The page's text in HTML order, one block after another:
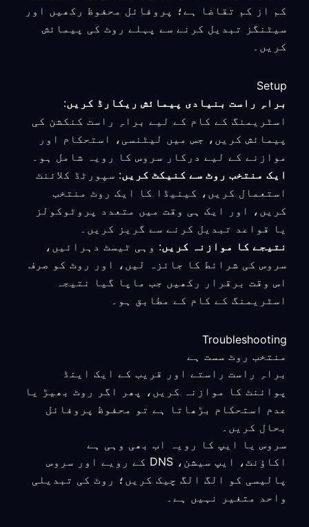
کم از کم تقاضا ہے؛ پروفائل محفوظ رکھیں اور
سیٹنگز تبدیل کرنے سے پہلے روٹ کی پیمائش
کریں۔
Setup
براہِ راست بنیادی پیمائش ریکارڈ کریں:
اسٹریمنگ کے کام کے لیے براہِ راست کنکشن کی
پیمائش کریں، جس میں لیٹنسی، استحکام اور
موازنے کے لیے درکار سروس کا رویہ شامل ہو۔
ایک منتخب روٹ سے کنیکٹ کریں: سپورٹڈ کلائنٹ
استعمال کریں، کینیڈا کا ایک روٹ منتخب
کریں، اور ایک ہی وقت میں متعدد پروٹوکولز
یا قواعد تبدیل کرنے سے گریز کریں۔
نتیجے کا موازنہ کریں: وہی ٹیسٹ دہرائیں،
سروس کی شرائط کا جائزہ لیں، اور روٹ کو صرف
اس وقت برقرار رکھیں جب ماپا گیا نتیجہ
اسٹریمنگ کے کام کے مطابق ہو۔
Troubleshooting
منتخب روٹ سست ہے
براہِ راست راستے اور قریب کے ایک اینڈ
پوائنٹ کا موازنہ کریں، پھر اگر روٹ بھیڑ یا
عدم استحکام بڑھاتا ہے تو محفوظ پروفائل
بحال کریں۔
سروس یا ایپ کا رویہ اب بھی وہی ہے
اکاؤنٹ، ایپ سیشن، DNS کے رویے اور سروس
پالیسی کو الگ الگ چیک کریں؛ روٹ کی تبدیلی
واحد متغیر نہیں ہے۔